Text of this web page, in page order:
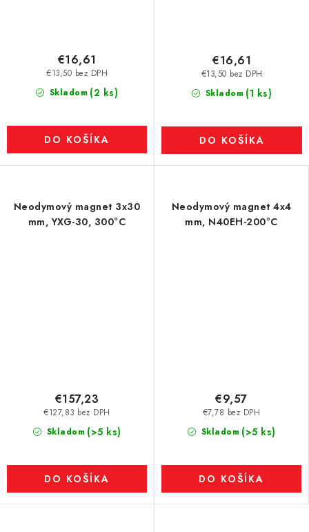
Skladom (2 ks)
€13,50 bez DPH
€16,61
DO KOŠÍKA
Skladom (1 ks)
€13,50 bez DPH
€16,61
DO KOŠÍKA
Neodymový magnet 3x30
mm, YXG-30, 300°C
Skladom (>5 ks)
€127,83 bez DPH
€157,23
DO KOŠÍKA
Neodymový magnet 4x4
mm, N40EH-200°C
Skladom (>5 ks)
€7,78 bez DPH
€9,57
DO KOŠÍKA